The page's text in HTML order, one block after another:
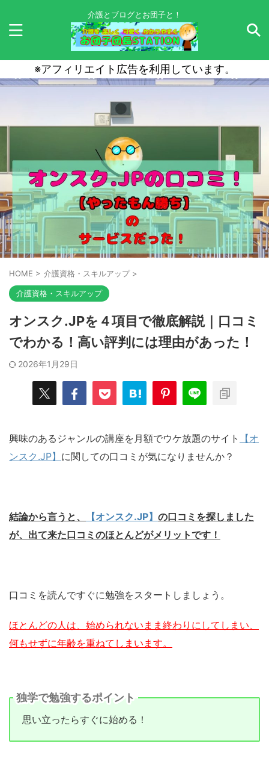
介護とブログとお団子と！
※アフィリエイト広告を利用しています。
HOME > 介護資格・スキルアップ >
介護資格・スキルアップ
オンスク.JPを４項目で徹底解説｜口コミ
でわかる！高い評判には理由があった！
2026年1月29日
興味のあるジャンルの講座を月額でウケ放題のサイト
【オ
ンスク.JP】 に関しての口コミが気になりませんか？
結論から言うと、 【オンスク.JP】 の口コミを探しました
が、出て来た口コミのほとんどがメリットです！
口コミを読んですぐに勉強をスタートしましょう。
ほとんどの人は、始められないまま終わりにしてしまい、
何もせずに年齢を重ねてしまいます。
独学で勉強するポイント
思い立ったらすぐに始める！